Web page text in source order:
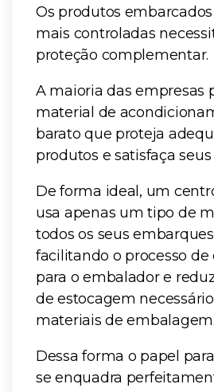
Os produtos
mais controladas
proteção complementar.
A maioria das empresas
material de
barato que proteja
produtos e satisfaça
De forma ideal, um
usa apenas um tipo de
todos os seus
facilitando o processo
para o embalador e
de estocagem
materiais de embalagem.
Dessa forma o papel
se enquadra